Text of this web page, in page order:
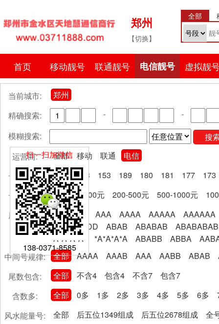
郑州
【切换】
全部
首页 移动靓号 联通靓号 电信靓号 虚拟靓
当前城市:
郑州
精确搜索:
-
-
模糊搜索:
搜
运营商:
全部 移动 联通
电信
号段分类:
全部 133 153 189 180 181 177
173
卡费区间:
全部 0-200元 200-500元 500-1000元
尾号规律:
全部 AA AAA AAAA AAAAA
AAAAAA
AABBCCDD
ABAB ABABAB
ABABABAB
A*A*A*A*
*A*A*A*A ABABB ABBA
中间号规律:
全部 AAAA AAAB AAA AABB ABAB
尾数包含:
全部 不含4 包含4 不含7
包含7
含数多:
全部 0多 1多 2多 3多 4多 5多 6多
风水能量号:
全部 后五位1349组成 后五位2678组成 全
扫一扫加微信
138-0371-8585